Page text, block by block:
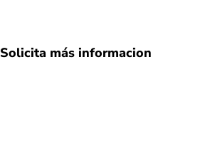
Solicita más informacion